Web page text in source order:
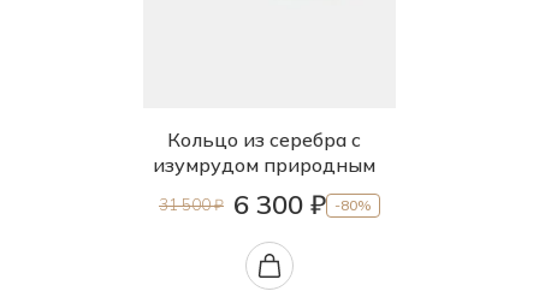
Кольцо из серебра с
изумрудом природным
31 500 ₽ 6 300 ₽ -80%